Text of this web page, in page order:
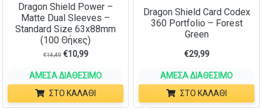
Dragon Shield Power –
Matte Dual Sleeves –
Standard Size 63x88mm
(100 Θήκες)
€14,49 €10,99
ΆΜΕΣΑ ΔΙΑΘΈΣΙΜΟ
ΣΤΟ ΚΑΛΆΘΙ
Dragon Shield Card Codex
360 Portfolio – Forest
Green
€29,99
ΆΜΕΣΑ ΔΙΑΘΈΣΙΜΟ
ΣΤΟ ΚΑΛΆΘΙ